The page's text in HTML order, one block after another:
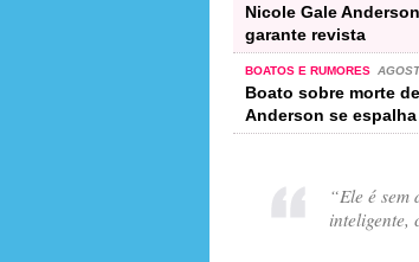
Nicole Gale
garante revista
BOATOS E RUMORES
Boato sobre morte
Anderson se
“Ele é
inteligente,